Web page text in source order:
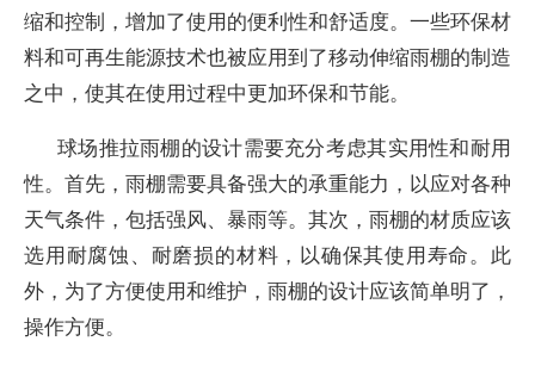
缩和控制，增加了使用的便利性和舒适度。一些环保材
料和可再生能源技术也被应用到了移动伸缩雨棚的制造
之中，使其在使用过程中更加环保和节能。
球场推拉雨棚的设计需要充分考虑其实用性和耐用
性。首先，雨棚需要具备强大的承重能力，以应对各种
天气条件，包括强风、暴雨等。其次，雨棚的材质应该
选用耐腐蚀、耐磨损的材料，以确保其使用寿命。此
外，为了方便使用和维护，雨棚的设计应该简单明了，
操作方便。